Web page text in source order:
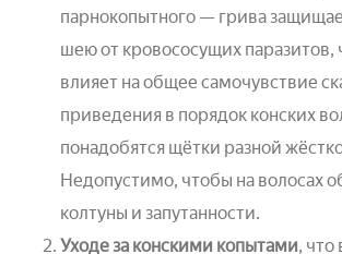
парнокопытного — грива
шею от кровососущих паразитов,
влияет на общее самочувствие
приведения в порядок конских
понадобятся щётки разной
Недопустимо, чтобы на волосах
колтуны и запутанности.
Уходе за конскими копытами, что